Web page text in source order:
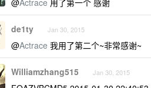
@Actrace 用了第一个 感谢
de1ty Jan 30, 2015
@Actrace 我用了第二个~非常感谢~
Williamzhang515 Jan 30, 2015